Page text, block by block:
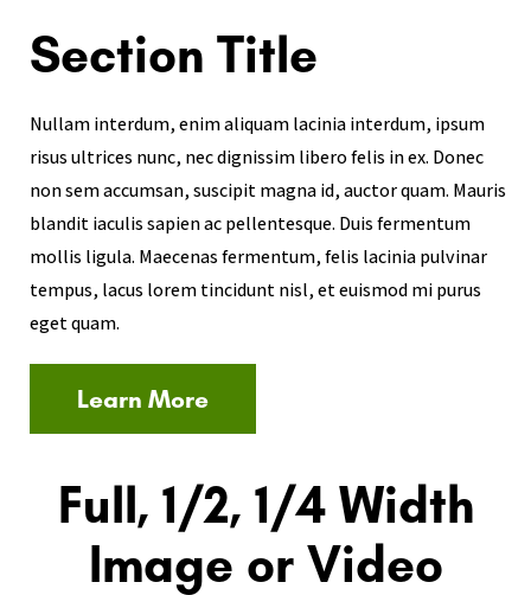
Section Title
Nullam interdum, enim aliquam lacinia interdum, ipsum
risus ultrices nunc, nec dignissim libero felis in ex. Donec
non sem accumsan, suscipit magna id, auctor quam. Mauris
blandit iaculis sapien ac pellentesque. Duis fermentum
mollis ligula. Maecenas fermentum, felis lacinia pulvinar
tempus, lacus lorem tincidunt nisl, et euismod mi purus
eget quam.
Learn More
Full, 1/2, 1/4 Width
Image or Video